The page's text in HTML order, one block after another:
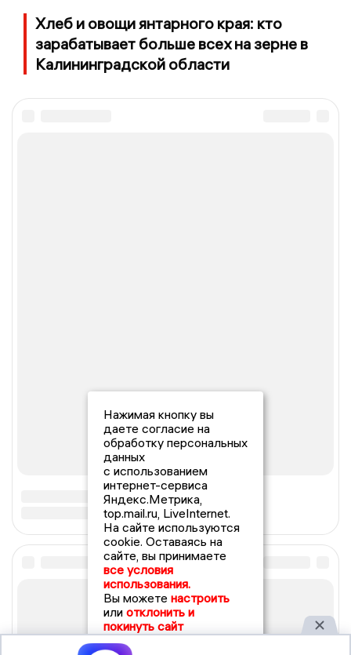
Хлеб и овощи янтарного края: кто
зарабатывает больше всех на зерне в
Калининградской области
Нажимая кнопку вы
даете согласие на
обработку персональных
данных
с использованием
интернет-сервиса
Яндекс.Метрика,
top.mail.ru, LiveInternet.
На сайте используются
cookie. Оставаясь на
сайте, вы принимаете
все условия
использования.
Вы можете настроить
или отклонить и
покинуть сайт